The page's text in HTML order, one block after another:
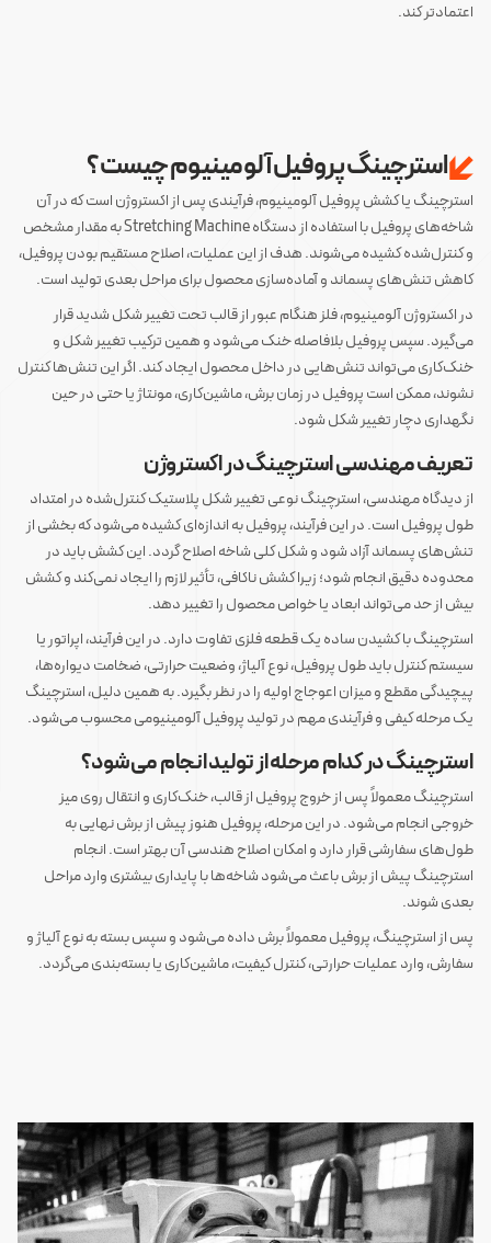
اعتمادتر کند.
استرچینگ پروفیل آلومینیوم چیست؟
استرچینگ یا کشش پروفیل آلومینیوم، فرآیندی پس از اکستروژن است که در آن
شاخه‌های پروفیل با استفاده از دستگاه Stretching Machine به مقدار مشخص
و کنترل‌شده کشیده می‌شوند. هدف از این عملیات، اصلاح مستقیم بودن پروفیل،
کاهش تنش‌های پسماند و آماده‌سازی محصول برای مراحل بعدی تولید است.
در اکستروژن آلومینیوم، فلز هنگام عبور از قالب تحت تغییر شکل شدید قرار
می‌گیرد. سپس پروفیل بلافاصله خنک می‌شود و همین ترکیب تغییر شکل و
خنک‌کاری می‌تواند تنش‌هایی در داخل محصول ایجاد کند. اگر این تنش‌ها کنترل
نشوند، ممکن است پروفیل در زمان برش، ماشین‌کاری، مونتاژ یا حتی در حین
نگهداری دچار تغییر شکل شود.
تعریف مهندسی استرچینگ در اکستروژن
از دیدگاه مهندسی، استرچینگ نوعی تغییر شکل پلاستیک کنترل‌شده در امتداد
طول پروفیل است. در این فرآیند، پروفیل به اندازه‌ای کشیده می‌شود که بخشی از
تنش‌های پسماند آزاد شود و شکل کلی شاخه اصلاح گردد. این کشش باید در
محدوده دقیق انجام شود؛ زیرا کشش ناکافی، تأثیر لازم را ایجاد نمی‌کند و کشش
بیش از حد می‌تواند ابعاد یا خواص محصول را تغییر دهد.
استرچینگ با کشیدن ساده یک قطعه فلزی تفاوت دارد. در این فرآیند، اپراتور یا
سیستم کنترل باید طول پروفیل، نوع آلیاژ، وضعیت حرارتی، ضخامت دیواره‌ها،
پیچیدگی مقطع و میزان اعوجاج اولیه را در نظر بگیرد. به همین دلیل، استرچینگ
یک مرحله کیفی و فرآیندی مهم در تولید پروفیل آلومینیومی محسوب می‌شود.
استرچینگ در کدام مرحله از تولید انجام می‌شود؟
استرچینگ معمولاً پس از خروج پروفیل از قالب، خنک‌کاری و انتقال روی میز
خروجی انجام می‌شود. در این مرحله، پروفیل هنوز پیش از برش نهایی به
طول‌های سفارشی قرار دارد و امکان اصلاح هندسی آن بهتر است. انجام
استرچینگ پیش از برش باعث می‌شود شاخه‌ها با پایداری بیشتری وارد مراحل
بعدی شوند.
پس از استرچینگ، پروفیل معمولاً برش داده می‌شود و سپس بسته به نوع آلیاژ و
سفارش، وارد عملیات حرارتی، کنترل کیفیت، ماشین‌کاری یا بسته‌بندی می‌گردد.